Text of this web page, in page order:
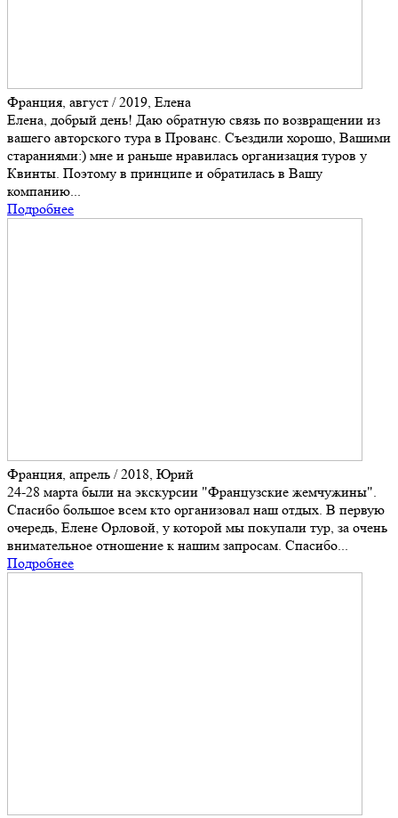
Франция, август / 2019, Елена
Елена, добрый день! Даю обратную связь по возвращении из
вашего авторского тура в Прованс. Съездили хорошо, Вашими
стараниями:) мне и раньше нравилась организация туров у
Квинты. Поэтому в принципе и обратилась в Вашу
компанию...
Подробнее
Франция, апрель / 2018, Юрий
24-28 марта были на экскурсии "Французские жемчужины".
Спасибо большое всем кто организовал наш отдых. В первую
очередь, Елене Орловой, у которой мы покупали тур, за очень
внимательное отношение к нашим запросам. Спасибо...
Подробнее